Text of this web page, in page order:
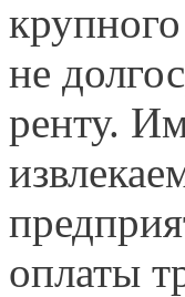
не
ренту.
оплаты